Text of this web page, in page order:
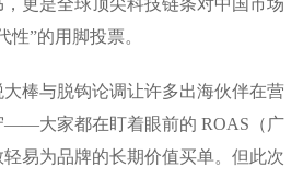
更是全球顶尖科技链条对中国市场
性”的用脚投票。
棒与脱钩论调让许多出海伙伴在营
——大家都在盯着眼前的 ROAS（广
易为品牌的长期价值买单。但此次